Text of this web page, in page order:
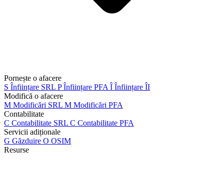
Pornește o afacere
S Înființare SRL PÎnființare PFA Î Înființare ÎI
Modifică o afacere
M Modificări SRL M Modificări PFA
Contabilitate
C Contabilitate SRL C Contabilitate PFA
Servicii adiționale
G Găzduire O OSIM
Resurse